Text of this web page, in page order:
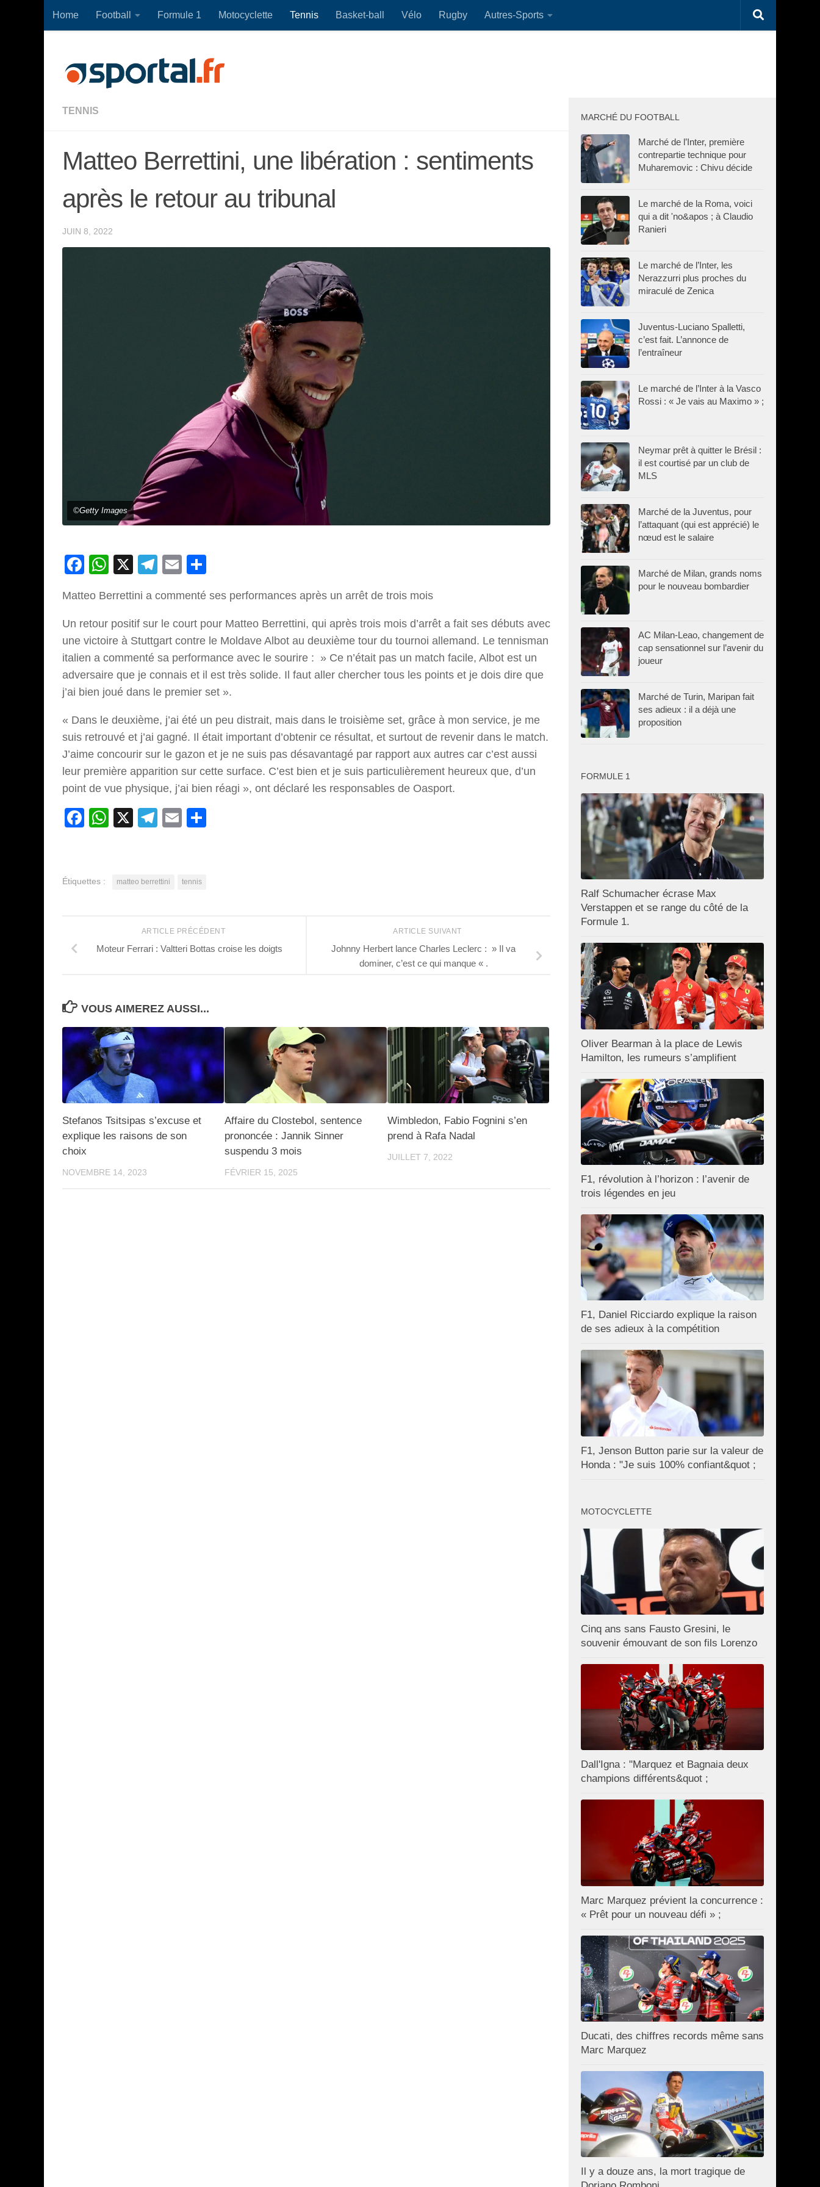
Skip to content
Home Football Formule 1 Motocyclette Tennis Basket-ball Vélo Rugby Autres-Sports
TENNIS
Matteo Berrettini, une libération : sentiments
après le retour au tribunal
JUIN 8, 2022
©Getty Images
Facebook
WhatsApp
X Telegram
Email
Matteo Berrettini a commenté ses performances après un arrêt de trois mois
Un retour positif sur le court pour Matteo Berrettini, qui après trois mois d’arrêt a fait ses débuts avec
une victoire à Stuttgart contre le Moldave Albot au deuxième tour du tournoi allemand. Le tennisman
italien a commenté sa performance avec le sourire : » Ce n’était pas un match facile, Albot est un
adversaire que je connais et il est très solide. Il faut aller chercher tous les points et je dois dire que
j’ai bien joué dans le premier set ».
« Dans le deuxième, j’ai été un peu distrait, mais dans le troisième set, grâce à mon service, je me
suis retrouvé et j’ai gagné. Il était important d’obtenir ce résultat, et surtout de revenir dans le match.
J’aime concourir sur le gazon et je ne suis pas désavantagé par rapport aux autres car c’est aussi
leur première apparition sur cette surface. C’est bien et je suis particulièrement heureux que, d’un
point de vue physique, j’ai bien réagi », ont déclaré les responsables de Oasport.
Facebook
WhatsApp
X Telegram
Email
Étiquettes : matteo berrettini tennis
ARTICLE SUIVANT
Johnny Herbert lance Charles Leclerc : » Il va
dominer, c’est ce qui manque « .
ARTICLE PRÉCÉDENT
Moteur Ferrari : Valtteri Bottas croise les doigts
VOUS AIMEREZ AUSSI...
Stefanos Tsitsipas s’excuse et
explique les raisons de son
choix
NOVEMBRE 14, 2023
Affaire du Clostebol, sentence
prononcée : Jannik Sinner
suspendu 3 mois
FÉVRIER 15, 2025
Wimbledon, Fabio Fognini s’en
prend à Rafa Nadal
JUILLET 7, 2022
MARCHÉ DU FOOTBALL
Marché de l’Inter, première
contrepartie technique pour
Muharemovic : Chivu décide
Le marché de la Roma, voici
qui a dit 'no&apos ; à Claudio
Ranieri
Le marché de l’Inter, les
Nerazzurri plus proches du
miraculé de Zenica
Juventus-Luciano Spalletti,
c’est fait. L’annonce de
l’entraîneur
Le marché de l’Inter à la Vasco
Rossi : « Je vais au Maximo » ;
Neymar prêt à quitter le Brésil :
il est courtisé par un club de
MLS
Marché de la Juventus, pour
l’attaquant (qui est apprécié) le
nœud est le salaire
Marché de Milan, grands noms
pour le nouveau bombardier
AC Milan-Leao, changement de
cap sensationnel sur l’avenir du
joueur
Marché de Turin, Maripan fait
ses adieux : il a déjà une
proposition
FORMULE 1
Ralf Schumacher écrase Max
Verstappen et se range du côté de la
Formule 1.
Oliver Bearman à la place de Lewis
Hamilton, les rumeurs s’amplifient
F1, révolution à l’horizon : l’avenir de
trois légendes en jeu
F1, Daniel Ricciardo explique la raison
de ses adieux à la compétition
F1, Jenson Button parie sur la valeur de
Honda : "Je suis 100% confiant&quot ;
MOTOCYCLETTE
Cinq ans sans Fausto Gresini, le
souvenir émouvant de son fils Lorenzo
Dall'Igna : "Marquez et Bagnaia deux
champions différents&quot ;
Marc Marquez prévient la concurrence :
« Prêt pour un nouveau défi » ;
Ducati, des chiffres records même sans
Marc Marquez
Il y a douze ans, la mort tragique de